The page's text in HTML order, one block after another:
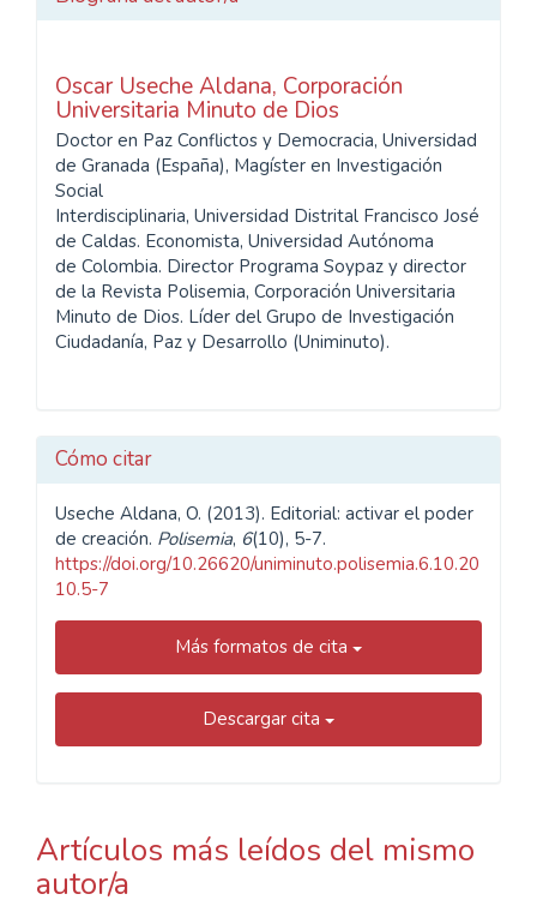
Oscar Useche Aldana, Corporación
Universitaria Minuto de Dios
Doctor en Paz Conflictos y Democracia, Universidad
de Granada (España), Magíster en Investigación
Social
Interdisciplinaria, Universidad Distrital Francisco José
de Caldas. Economista, Universidad Autónoma
de Colombia. Director Programa Soypaz y director
de la Revista Polisemia, Corporación Universitaria
Minuto de Dios. Líder del Grupo de Investigación
Ciudadanía, Paz y Desarrollo (Uniminuto).
Cómo citar
Useche Aldana, O. (2013). Editorial: activar el poder
de creación. Polisemia, 6(10), 5-7.
https://doi.org/10.26620/uniminuto.polisemia.6.10.20
10.5-7
Más formatos de cita
Descargar cita
Artículos más leídos del mismo
autor/a